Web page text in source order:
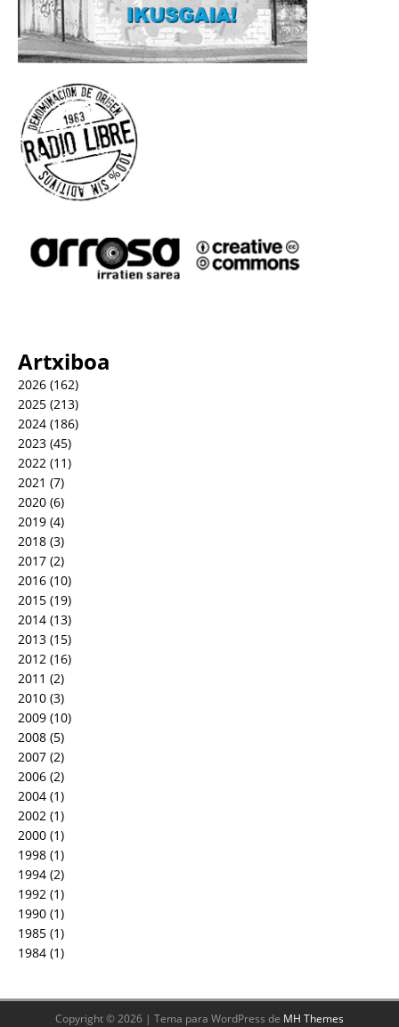
Artxiboa
2026 (162)
2025 (213)
2024 (186)
2023 (45)
2022 (11)
2021 (7)
2020 (6)
2019 (4)
2018 (3)
2017 (2)
2016 (10)
2015 (19)
2014 (13)
2013 (15)
2012 (16)
2011 (2)
2010 (3)
2009 (10)
2008 (5)
2007 (2)
2006 (2)
2004 (1)
2002 (1)
2000 (1)
1998 (1)
1994 (2)
1992 (1)
1990 (1)
1985 (1)
1984 (1)
Copyright © 2026 | Tema para WordPress de MH Themes